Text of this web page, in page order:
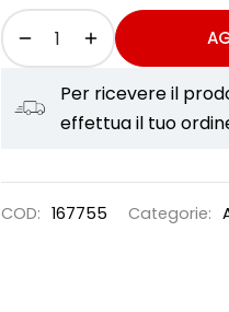
Per ricevere il
effettua il tuo
COD: 167755 Categorie: